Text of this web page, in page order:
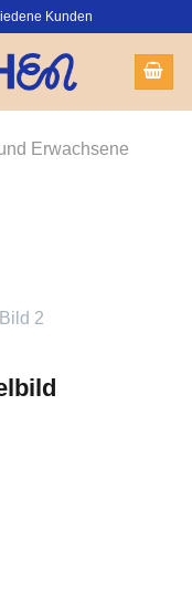
Kunden
Erwachsene